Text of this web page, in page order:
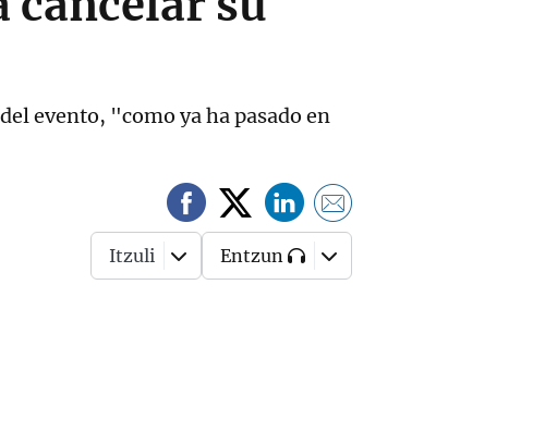
evento, "como ya ha pasado en
Itzuli Entzun